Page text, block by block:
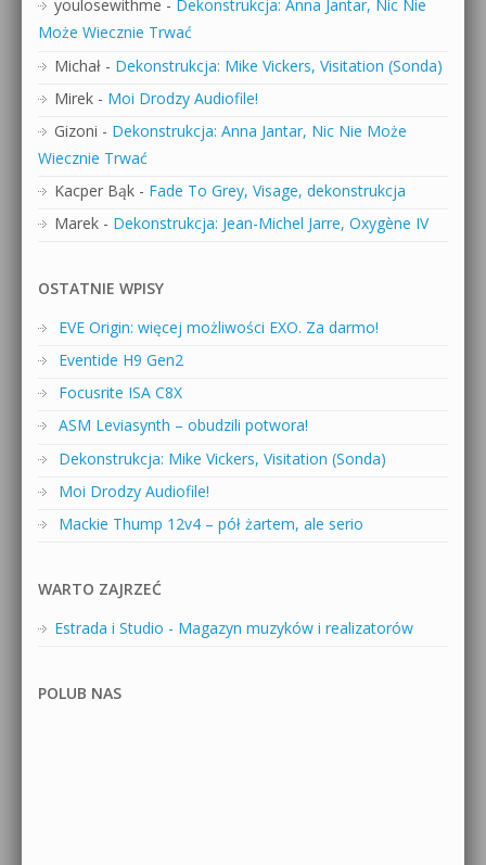
youlosewithme - Dekonstrukcja: Anna Jantar, Nic Nie
Może Wiecznie Trwać
Michał - Dekonstrukcja: Mike Vickers, Visitation (Sonda)
Mirek - Moi Drodzy Audiofile!
Gizoni - Dekonstrukcja: Anna Jantar, Nic Nie Może
Wiecznie Trwać
Kacper Bąk - Fade To Grey, Visage, dekonstrukcja
Marek - Dekonstrukcja: Jean-Michel Jarre, Oxygène IV
OSTATNIE WPISY
EVE Origin: więcej możliwości EXO. Za darmo!
Eventide H9 Gen2
Focusrite ISA C8X
ASM Leviasynth – obudzili potwora!
Dekonstrukcja: Mike Vickers, Visitation (Sonda)
Moi Drodzy Audiofile!
Mackie Thump 12v4 – pół żartem, ale serio
WARTO ZAJRZEĆ
Estrada i Studio - Magazyn muzyków i realizatorów
POLUB NAS